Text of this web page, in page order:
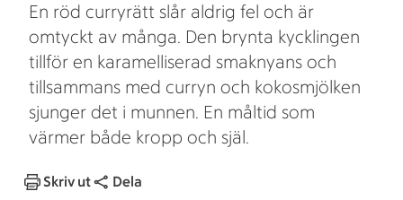
En röd curryrätt slår aldrig fel och är
omtyckt av många. Den brynta kycklingen
tillför en karamelliserad smaknyans och
tillsammans med curryn och kokosmjölken
sjunger det i munnen. En måltid som
värmer både kropp och själ.
Skriv ut Dela